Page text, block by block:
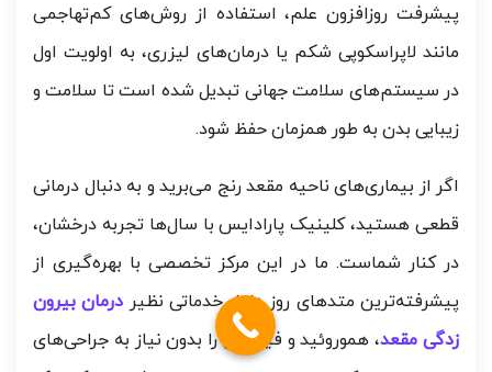
پیشرفت روزافزون علم، استفاده از روش‌های کم‌تهاجمی
مانند لاپراسکوپی شکم یا درمان‌های لیزری، به اولویت اول
در سیستم‌های سلامت جهانی تبدیل شده است تا سلامت و
زیبایی بدن به طور همزمان حفظ شود.
اگر از بیماری‌های ناحیه مقعد رنج می‌برید و به دنبال درمانی
قطعی هستید، کلینیک پارادایس با سال‌ها تجربه درخشان،
در کنار شماست. ما در این مرکز تخصصی با بهره‌گیری از
پیشرفته‌ترین متدهای روز دنیا، خدماتی نظیر درمان بیرون
زدگی مقعد، هموروئید و فیستول را بدون نیاز به جراحی‌های